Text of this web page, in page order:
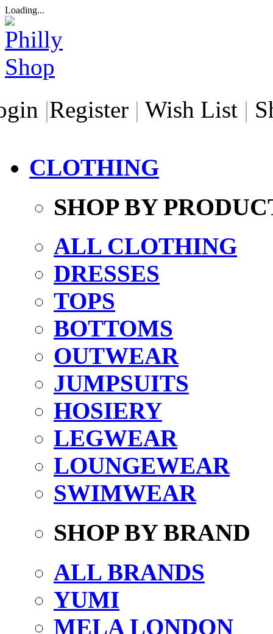
Loading...
|Register | Wish List |
CLOTHING
SHOP BY
ALL CLOTHING
DRESSES
TOPS
BOTTOMS
OUTWEAR
JUMPSUITS
HOSIERY
LEGWEAR
LOUNGEWEAR
SWIMWEAR
SHOP BY BRAND
ALL BRANDS
YUMI
MELA LONDON